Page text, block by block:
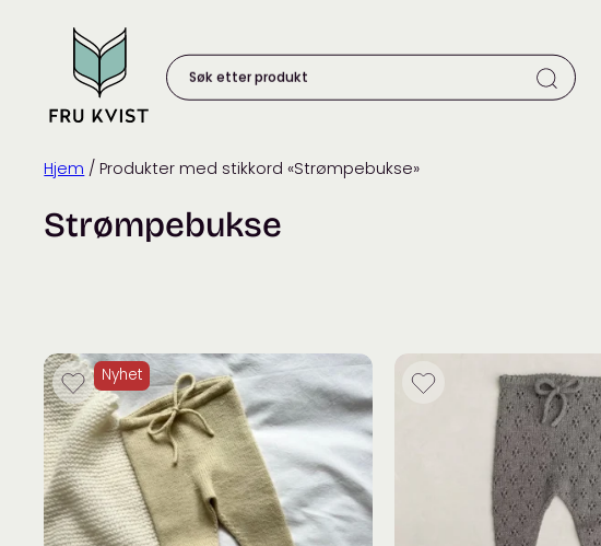
content
etter
produkt:
Hjem / Produkter med stikkord «Strømpebukse»
Strømpebukse
Nyhet